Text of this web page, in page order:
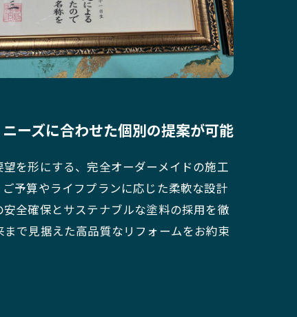
ニーズに合わせた個別の提案が可能
を形にする、完全オーダーメイドの施工
予算やライフプランに応じた柔軟な設計
全確保とサステナブルな塗料の採用を徹
で見据えた高品質なリフォームをお約束